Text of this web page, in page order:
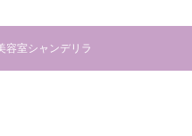
容室シャンデリラ